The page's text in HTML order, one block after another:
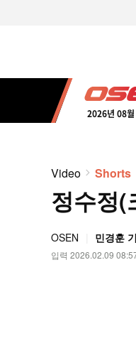
2026년 08
Video Shorts
정수정(
OSEN 민경훈
입력 2026.02.09